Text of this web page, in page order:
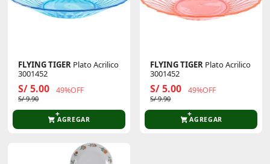
FLYING TIGER Plato Acrilico
3001452
S/ 5.00 49%OFF
S/ 9.90
AGREGAR
FLYING TIGER Plato Acrilico
3001452
S/ 5.00 49%OFF
S/ 9.90
AGREGAR